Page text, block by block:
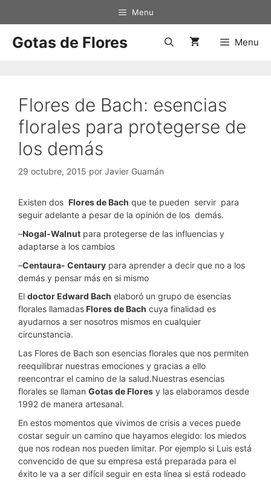
Menu
Gotas de Flores Menu
Flores de Bach: esencias
florales para protegerse de
los demás
29 octubre, 2015 por Javier Guamán
Existen dos Flores de Bach que te pueden servir para
seguir adelante a pesar de la opinión de los demás.
–Nogal-Walnut para protegerse de las influencias y
adaptarse a los cambios
–Centaura- Centaury para aprender a decir que no a los
demás y pensar más en si mismo
El doctor Edward Bach elaboró un grupo de esencias
florales llamadasFlores de Bach cuya finalidad es
ayudarnos a ser nosotros mismos en cualquier
circunstancia.
Las Flores de Bach son esencias florales que nos permiten
reequilibrar nuestras emociones y gracias a ello
reencontrar el camino de la salud.Nuestras esencias
florales se llaman Gotas de Flores y las elaboramos desde
1992 de manera artesanal.
En estos momentos que vivimos de crisis a veces puede
costar seguir un camino que hayamos elegido: los miedos
que nos rodean nos pueden limitar. Por ejemplo si Luis está
convencido de que su empresa está preparada para el
éxito le va a ser difícil seguir en esta línea si está rodeado